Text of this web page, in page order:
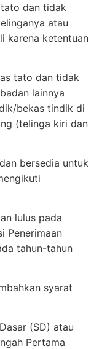
dan tidak
atau
karena ketentuan
tato dan tidak
lainnya
bekas tindik di
(telinga kiri dan
bersedia untuk
lulus pada
Penerimaan
tahun-tahun
syarat
(SD) atau
Pertama